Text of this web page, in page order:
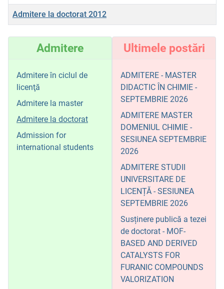
Admitere la doctorat 2012
Admitere
Admitere în ciclul de
licenţă
Admitere la master
Admitere la doctorat
Admission for
international students
Ultimele postări
ADMITERE - MASTER
DIDACTIC ÎN CHIMIE -
SEPTEMBRIE 2026
ADMITERE MASTER
DOMENIUL CHIMIE -
SESIUNEA SEPTEMBRIE
2026
ADMITERE STUDII
UNIVERSITARE DE
LICENȚĂ - SESIUNEA
SEPTEMBRIE 2026
Susținere publică a tezei
de doctorat - MOF-
BASED AND DERIVED
CATALYSTS FOR
FURANIC COMPOUNDS
VALORIZATION